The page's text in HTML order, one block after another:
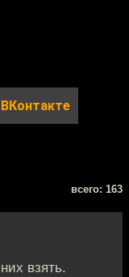
ВКонтакте
всего: 163
взять.